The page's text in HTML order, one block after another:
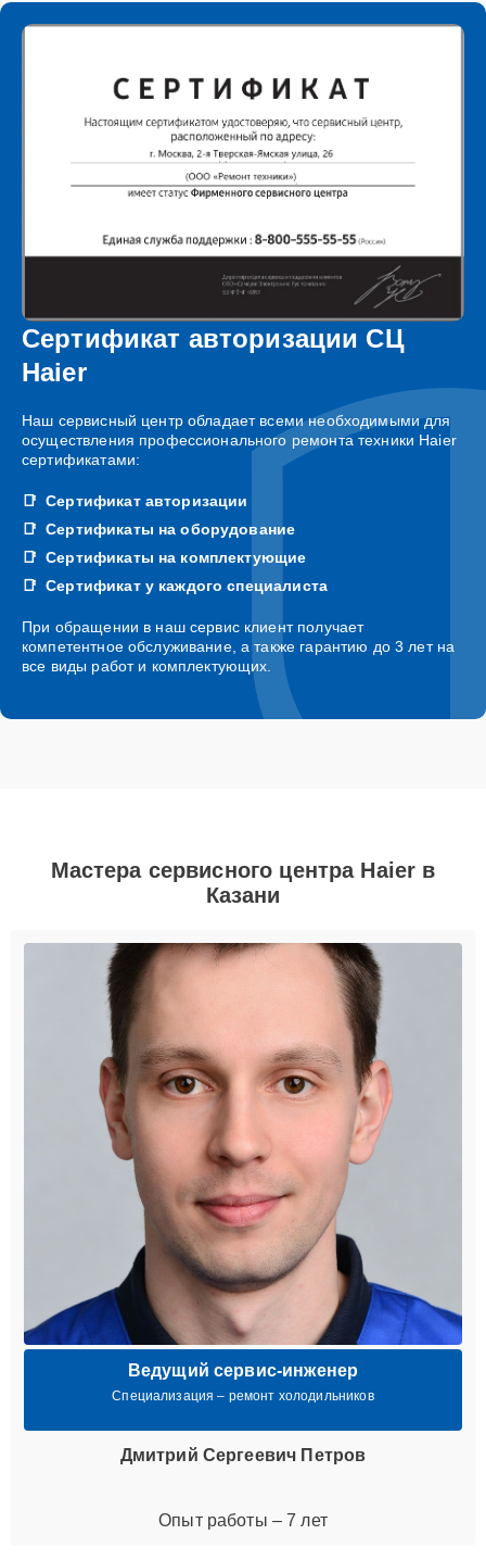
Сертификат авторизации СЦ
Haier
Наш сервисный центр обладает всеми необходимыми для
осуществления профессионального ремонта техники Haier
сертификатами:
Сертификат авторизации
Сертификаты на оборудование
Сертификаты на комплектующие
Сертификат у каждого специалиста
При обращении в наш сервис клиент получает
компетентное обслуживание, а также гарантию до 3 лет на
все виды работ и комплектующих.
Мастера сервисного центра Haier в
Казани
Ведущий сервис-инженер
Специализация – ремонт холодильников
Дмитрий Сергеевич Петров
Опыт работы – 7 лет